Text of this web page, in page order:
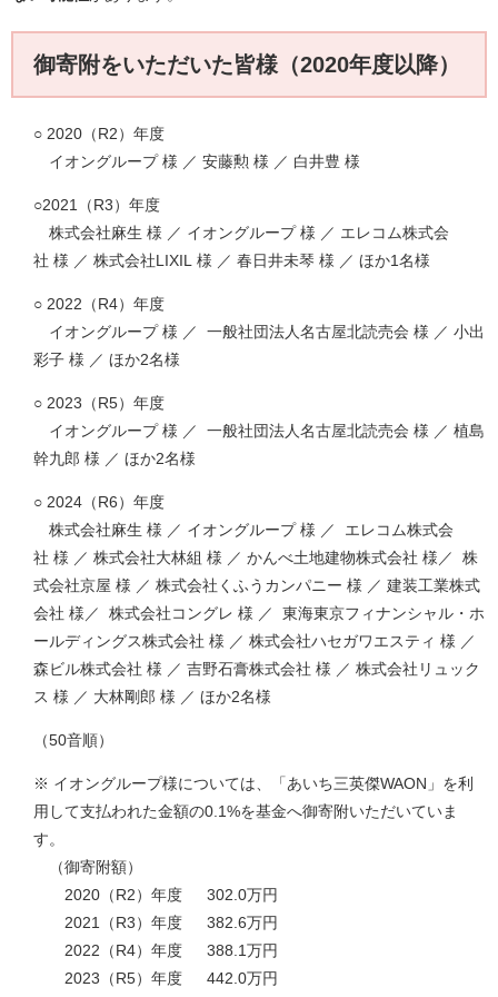
御寄附をいただいた皆様（2020年度以降）
○ 2020（R2）年度
イオングループ 様 ／ 安藤勲 様 ／ 白井豊 様
○2021（R3）年度
株式会社麻生 様 ／ イオングループ 様 ／ エレコム株式会
社 様 ／ 株式会社LIXIL 様 ／ 春日井未琴 様 ／ ほか1名様
○ 2022（R4）年度
イオングループ 様 ／ 一般社団法人名古屋北読売会 様 ／ 小出
彩子 様 ／ ほか2名様
○ 2023（R5）年度
イオングループ 様 ／ 一般社団法人名古屋北読売会 様 ／ 植島
幹九郎 様 ／ ほか2名様
○ 2024（R6）年度
株式会社麻生 様 ／ イオングループ 様 ／ エレコム株式会
社 様 ／ 株式会社大林組 様 ／ かんべ土地建物株式会社 様／ 株
式会社京屋 様 ／ 株式会社くふうカンパニー 様 ／ 建装工業株式
会社 様／ 株式会社コングレ 様 ／ 東海東京フィナンシャル・ホ
ールディングス株式会社 様 ／ 株式会社ハセガワエスティ 様 ／
森ビル株式会社 様 ／ 吉野石膏株式会社 様 ／ 株式会社リュック
ス 様 ／ 大林剛郎 様 ／ ほか2名様
（50音順）
※ イオングループ様については、「あいち三英傑WAON」を利
用して支払われた金額の0.1%を基金へ御寄附いただいていま
す。
（御寄附額）
2020（R2）年度 302.0万円
2021（R3）年度 382.6万円
2022（R4）年度 388.1万円
2023（R5）年度 442.0万円